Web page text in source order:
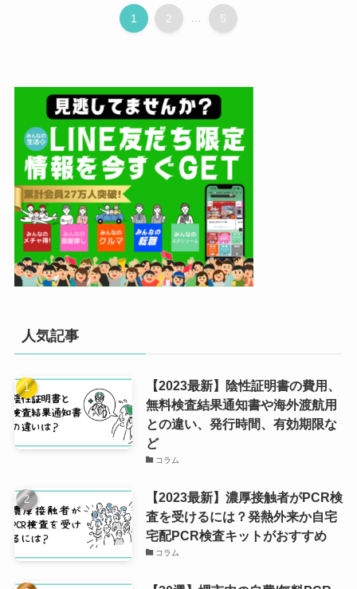
1 2 5
人気記事
【2023最新】陰性証明書の費用、
無料検査結果通知書や海外渡航用
との違い、発行時間、有効期限な
ど
コラム
【2023最新】濃厚接触者がPCR検
査を受けるには？発熱外来か自宅
宅配PCR検査キットがおすすめ
コラム